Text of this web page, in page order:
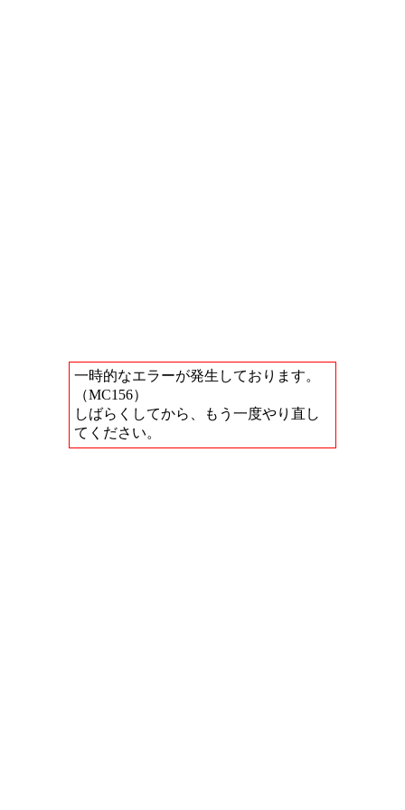
一時的なエラーが発生しております。
（MC156）
しばらくしてから、もう一度やり直し
てください。